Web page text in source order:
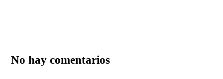
No hay comentarios